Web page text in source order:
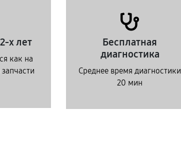
х лет
как на
Бесплатная
диагностика
Среднее время диагностики
20 мин